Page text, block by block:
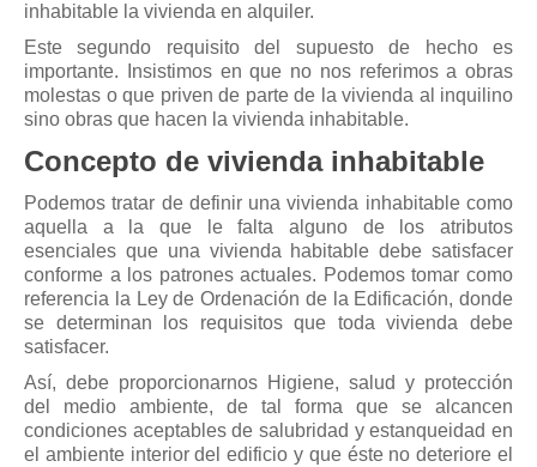
inhabitable la vivienda en alquiler.
Este segundo requisito del supuesto de hecho es
importante. Insistimos en que no nos referimos a obras
molestas o que priven de parte de la vivienda al inquilino
sino obras que hacen la vivienda inhabitable.
Concepto de vivienda inhabitable
Podemos tratar de definir una vivienda inhabitable como
aquella a la que le falta alguno de los atributos
esenciales que una vivienda habitable debe satisfacer
conforme a los patrones actuales. Podemos tomar como
referencia la Ley de Ordenación de la Edificación, donde
se determinan los requisitos que toda vivienda debe
satisfacer.
Así, debe proporcionarnos Higiene, salud y protección
del medio ambiente, de tal forma que se alcancen
condiciones aceptables de salubridad y estanqueidad en
el ambiente interior del edificio y que éste no deteriore el